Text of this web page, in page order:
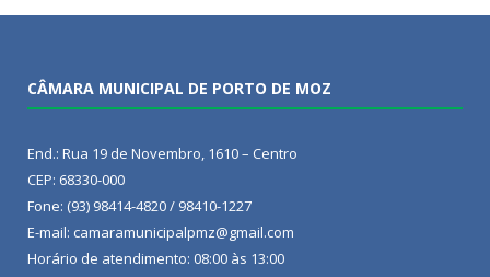
CÂMARA MUNICIPAL DE PORTO DE MOZ
End.: Rua 19 de Novembro, 1610 – Centro
CEP: 68330-000
Fone: (93) 98414-4820 / 98410-1227
E-mail: camaramunicipalpmz@gmail.com
Horário de atendimento: 08:00 às 13:00